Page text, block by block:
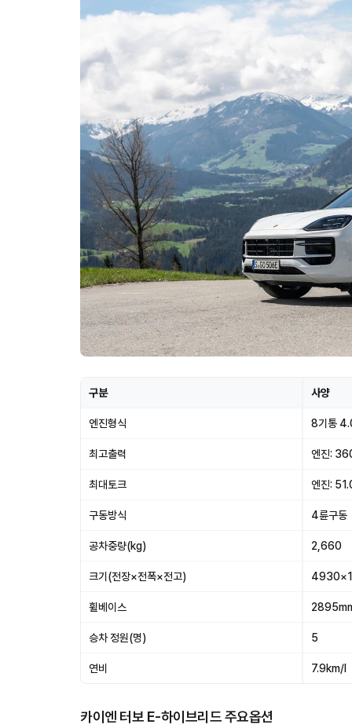
구분 사양
엔진형식 8기통
최고출력 엔진:
최대토크 엔진:
구동방식 4륜구동
공차중량(kg) 2,660
크기(전장×전폭×전고)
휠베이스
승차 정원(명) 5
연비 7.9km/l
카이엔 터보 E-하이브리드 주요옵션